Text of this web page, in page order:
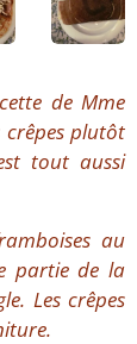
de Mme
crêpes plutôt
tout aussi
au
partie de la
Les crêpes